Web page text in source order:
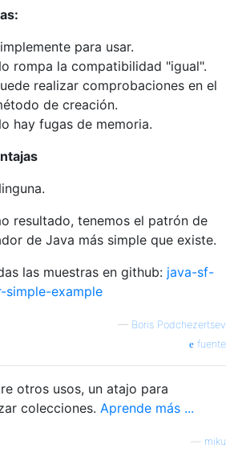
para usar.
rompa la compatibilidad "igual".
realizar comprobaciones en el
de creación.
hay fugas de memoria.
resultado, tenemos el patrón de
de Java más simple que existe.
las muestras en github: java-sf-
simple-example
— Boris Podchezertsev
fuente
otros usos, un atajo para
colecciones. Aprende más ...
miku